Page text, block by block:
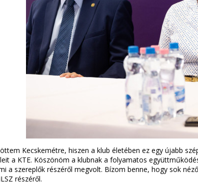
Kecskemétre, hiszen a klub életében ez egy újabb
a KTE. Köszönöm a klubnak a folyamatos
a szereplők részéről megvolt. Bízom benne, hogy sok
részéről.